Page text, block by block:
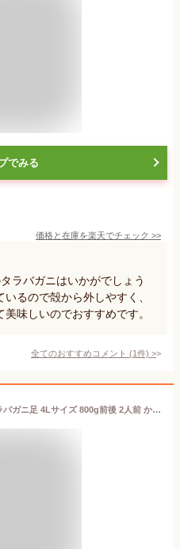
でみる
価格と在庫を楽天でチェック >>
ラバガニはいかがでしょう
るので殻から外しやすく、
味しいのでおすすめです。
全てのおすすめコメント (1件) >
【蟹 お歳暮 ギフト】カニ タラバガニ足 4Lサイズ 800g前後 2人前 かに ギフト 蟹 たらばがに タラバ蟹 たらば 蟹 足 カニ足 かに足 送料無料 かに お歳暮 カニ 海鮮 バーベキュー 食べ物 gift set かに 御歳暮 ギフト 食品 ごちそう 蟹 北国 カニ お 鍋 present 年末 年始